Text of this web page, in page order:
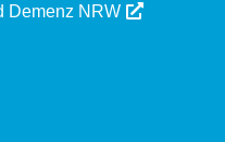
Demenz NRW